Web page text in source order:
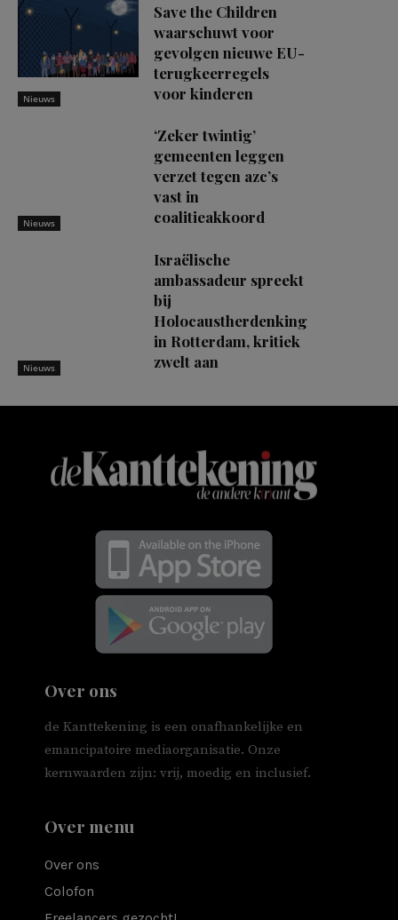
Nieuws
Save the Children
waarschuwt voor
gevolgen nieuwe EU-
terugkeerregels
voor kinderen
Nieuws
‘Zeker twintig’
gemeenten leggen
verzet tegen azc’s
vast in
coalitieakkoord
Nieuws
Israëlische
ambassadeur spreekt
bij
Holocaustherdenking
in Rotterdam, kritiek
zwelt aan
Over ons
de Kanttekening is een onafhankelijke en
emancipatoire mediaorganisatie. Onze
kernwaarden zijn: vrij, moedig en inclusief.
Over menu
Over ons
Colofon